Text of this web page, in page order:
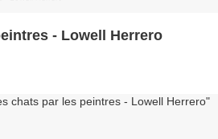
Les chats par les peintres - Lowell Herrero